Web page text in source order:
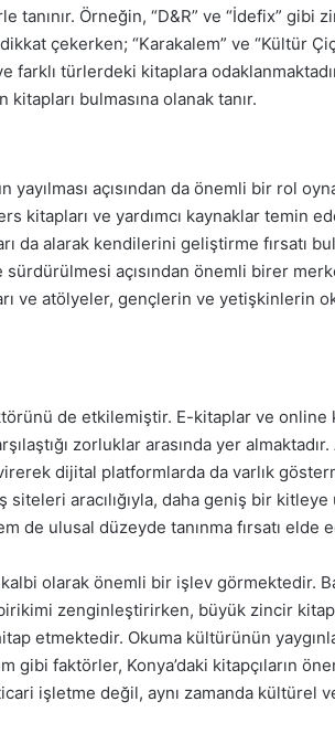
Örneğin, “D&R” ve “İdefix” gibi
çekerken; “Karakalem” ve “Kültür
farklı türlerdeki kitaplara
bulmasına olanak tanır.
yayılması açısından da önemli bir rol
kitapları ve yardımcı kaynaklar temin
da alarak kendilerini geliştirme fırsatı
sürdürülmesi açısından önemli birer
ve atölyeler, gençlerin ve yetişkinlerin
de etkilemiştir. E-kitaplar ve online
zorluklar arasında yer almaktadır.
dijital platformlarda da varlık
siteleri aracılığıyla, daha geniş bir kitleye
de ulusal düzeyde tanınma fırsatı elde
olarak önemli bir işlev görmektedir.
zenginleştirirken, büyük zincir
etmektedir. Okuma kültürünün
gibi faktörler, Konya’daki kitapçıların
işletme değil, aynı zamanda kültürel